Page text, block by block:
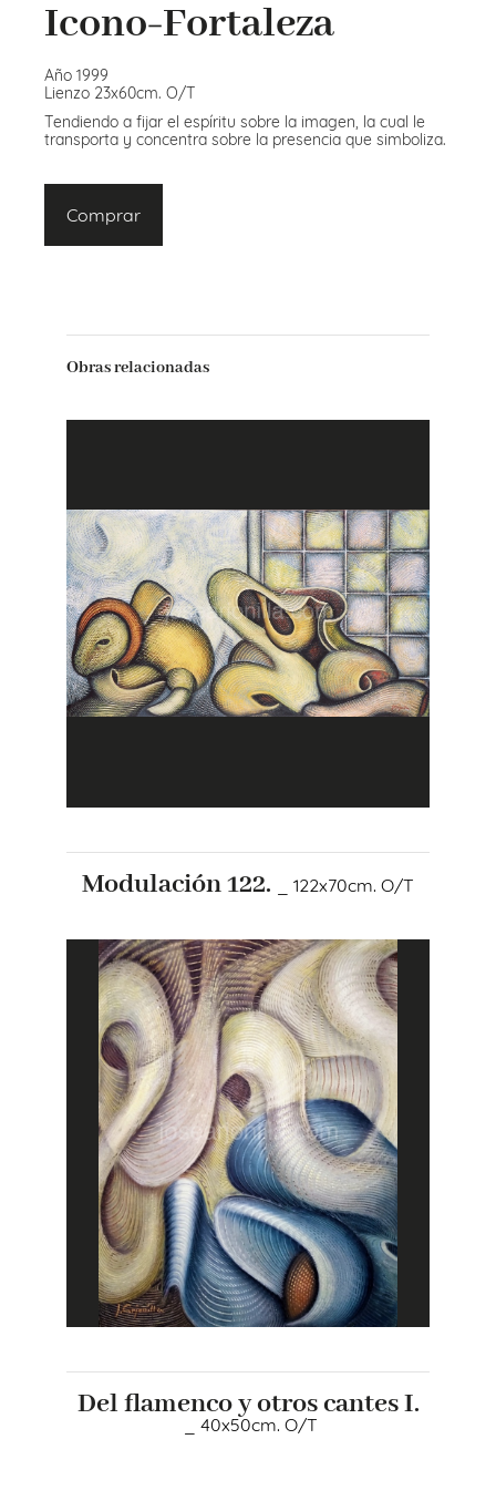
Icono-Fortaleza
Año 1999
Lienzo 23x60cm. O/T
Tendiendo a fijar el espíritu sobre la imagen, la cual le
transporta y concentra sobre la presencia que simboliza.
Comprar
Obras relacionadas
Modulación 122. _ 122x70cm. O/T
Del flamenco y otros cantes I.
_ 40x50cm. O/T